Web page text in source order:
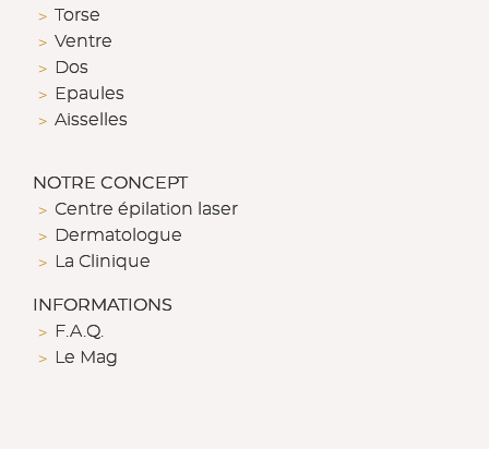
Torse
Ventre
Dos
Epaules
Aisselles
NOTRE CONCEPT
Centre épilation laser
Dermatologue
La Clinique
INFORMATIONS
F.A.Q.
Le Mag